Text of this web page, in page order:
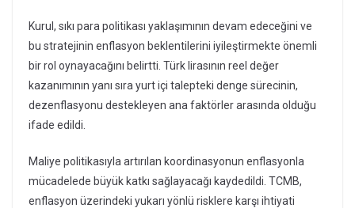
Kurul, sıkı para politikası yaklaşımının devam edeceğini ve
bu stratejinin enflasyon beklentilerini iyileştirmekte önemli
bir rol oynayacağını belirtti. Türk lirasının reel değer
kazanımının yanı sıra yurt içi talepteki denge sürecinin,
dezenflasyonu destekleyen ana faktörler arasında olduğu
ifade edildi.
Maliye politikasıyla artırılan koordinasyonun enflasyonla
mücadelede büyük katkı sağlayacağı kaydedildi. TCMB,
enflasyon üzerindeki yukarı yönlü risklere karşı ihtiyati